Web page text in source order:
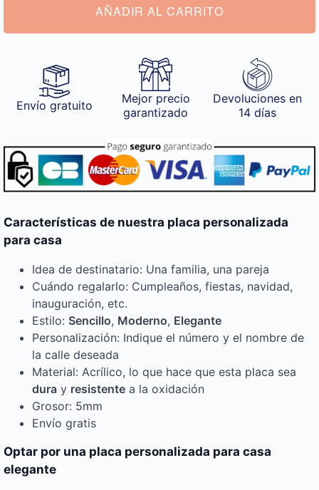
AÑADIR AL CARRITO
Envío gratuito
Mejor precio
garantizado
Devoluciones en
14 días
Características de nuestra placa personalizada
para casa
Idea de destinatario: Una familia, una pareja
Cuándo regalarlo: Cumpleaños, fiestas, navidad,
inauguración, etc.
Estilo: Sencillo, Moderno, Elegante
Personalización: Indique el número y el nombre de
la calle deseada
Material: Acrílico, lo que hace que esta placa sea
dura y resistente a la oxidación
Grosor: 5mm
Envío gratis
Optar por una placa personalizada para casa
elegante